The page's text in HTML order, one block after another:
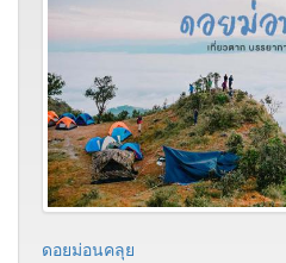
ดอยม่อนคลุย